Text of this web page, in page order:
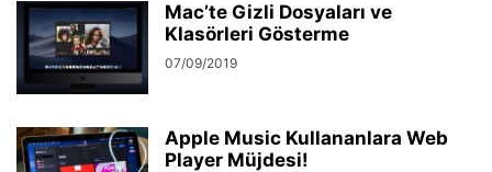
Mac’te Gizli Dosyaları ve
Klasörleri Gösterme
07/09/2019
Apple Music Kullananlara Web
Player Müjdesi!